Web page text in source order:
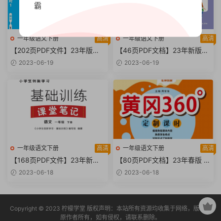
一年级语文下册 高清
【202页PDF文件】23年版
《密解1对1》新教程：一年级
2023-06-19
一年级语文下册 高清
【46页PDF文档】23年新版曲
一线《53全优卷》新题型版一
2023-06-19
一年级语文下册 高清
【168页PDF文件】23年新版
一年级下册语文小学生创新学
2023-06-18
一年级语文下册 高清
【80页PDF文档】23年春版 部
编版语文一年级下册《黄冈36
2023-06-18
Copyright © 2023 柠檬学堂 版权声明：本站所有资源均收集于网络，版权归
原作者所有，如有侵权，请联系删除。
霸